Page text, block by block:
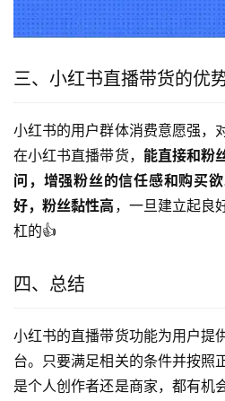
三、小红书直播带货的优
小红书的用户群体消费意愿强，
在小红书直播带货， 能直接和粉
问，增强粉丝的信任感和购买欲
好，粉丝黏性高 ，一旦建立起良
杠的👍
四、总结
小红书的直播带货功能为用户提
台。只要满足相关的条件并按照
是个人创作者还是商家，都有机